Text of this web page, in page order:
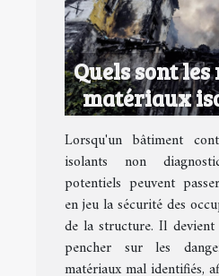
Quels sont
matériaux
Lorsqu'un bâtiment
isolants non
potentiels peuvent
en jeu la sécurité des
de la structure. Il devient
pencher sur les
matériaux mal identifiés,